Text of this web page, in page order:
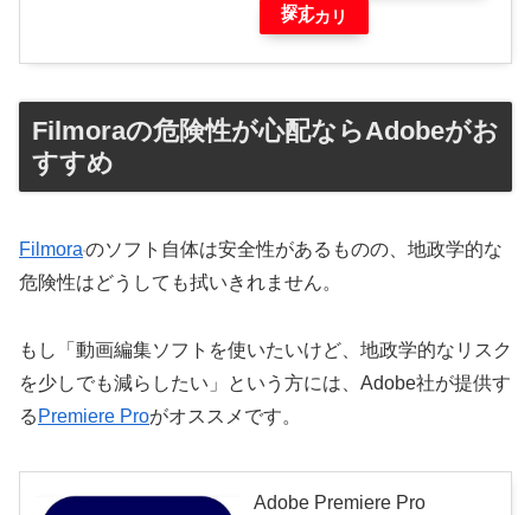
探す
メルカリ
Filmoraの危険性が心配ならAdobeがお
すすめ
Filmoraのソフト自体は安全性があるものの、地政学的な
危険性はどうしても拭いきれません。
もし「動画編集ソフトを使いたいけど、地政学的なリスク
を少しでも減らしたい」という方には、Adobe社が提供す
る Premiere Proがオススメです。
Adobe Premiere Pro